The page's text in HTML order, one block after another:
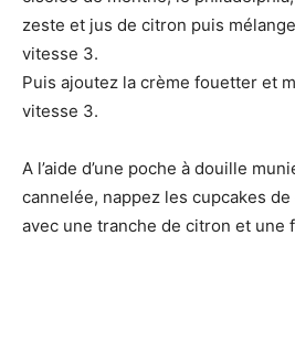
zeste et jus de citron puis
vitesse 3.
Puis ajoutez la crème fouetter et
vitesse 3.
A l’aide d’une poche à douille
cannelée, nappez les cupcakes
avec une tranche de citron et une